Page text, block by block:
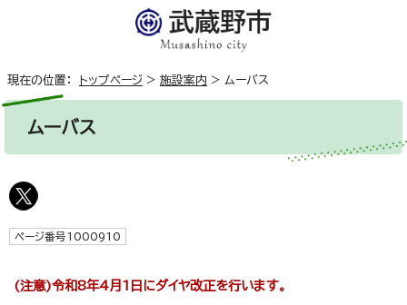
現在の位置： トップページ > 施設案内 > ムーバス
ムーバス
ページ番号1000910
(注意)令和8年4月1日にダイヤ改正を行います。